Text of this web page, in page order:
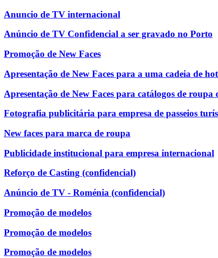
Anuncio de TV internacional
Anúncio de TV Confidencial a ser gravado no Porto
Promoção de New Faces
Apresentação de New Faces para a uma cadeia de
Apresentação de New Faces para catálogos de roupa
Fotografia publicitária para empresa de passeios
New faces para marca de roupa
Publicidade institucional para empresa internacional
Reforço de Casting (confidencial)
Anúncio de TV - Roménia (confidencial)
Promoção de modelos
Promoção de modelos
Promoção de modelos